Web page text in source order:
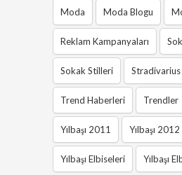
Moda Moda Blogu
Reklam Kampanyaları
Sokak Stilleri Stradivarius
Trend Haberleri Trendler
Yılbaşı 2011 Yılbaşı 2012
Yılbaşı Elbiseleri Yılbaşı